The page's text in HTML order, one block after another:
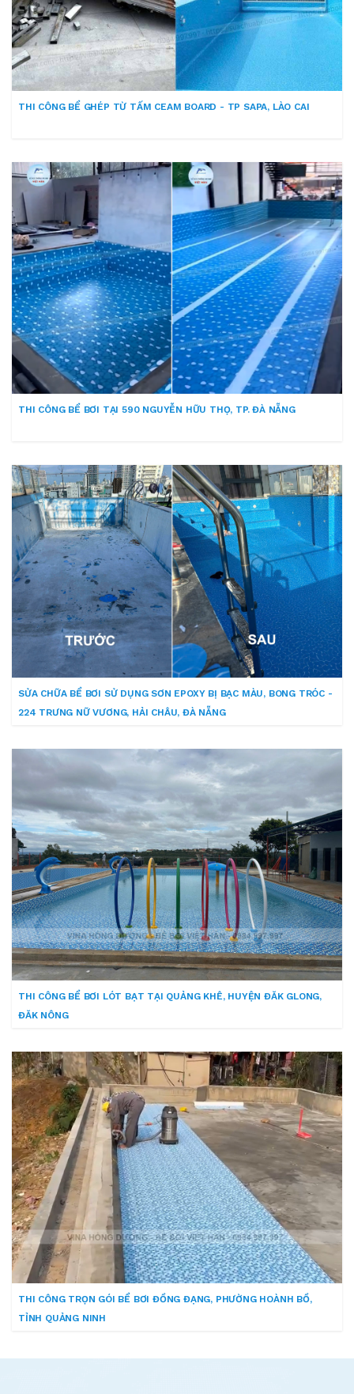
THI CÔNG BỂ GHÉP TỪ TẤM CEAM BOARD - TP SAPA, LÀO CAI
THI CÔNG BỂ BƠI TẠI 590 NGUYỄN HỮU THỌ, TP. ĐÀ NẴNG
SỬA CHỮA BỂ BƠI SỬ DỤNG SƠN EPOXY BỊ BẠC MÀU, BONG TRÓC -
224 TRƯNG NỮ VƯƠNG, HẢI CHÂU, ĐÀ NẴNG
THI CÔNG BỂ BƠI LÓT BẠT TẠI QUẢNG KHÊ, HUYỆN ĐĂK GLONG,
ĐĂK NÔNG
THI CÔNG TRỌN GÓI BỂ BƠI ĐỒNG ĐẠNG, PHƯỜNG HOÀNH BỒ,
TỈNH QUẢNG NINH